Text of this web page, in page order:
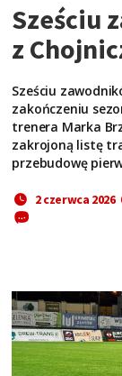
Sześciu
z
Sześciu
zakończeniu
trenera Marka
zakrojoną listę
przebudowę
2 czerwca 2026